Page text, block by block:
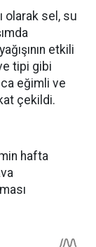
olarak sel, su
etkili
tipi gibi
eğimli ve
çekildi.
hafta